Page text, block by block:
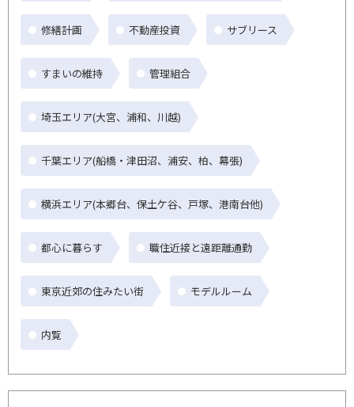
修繕計画 不動産投資 サブリース
すまいの維持 管理組合
埼玉エリア(大宮、浦和、川越)
千葉エリア(船橋・津田沼、浦安、柏、幕張)
横浜エリア(本郷台、保土ケ谷、戸塚、港南台他)
都心に暮らす 職住近接と遠距離通勤
東京近郊の住みたい街 モデルルーム
内覧